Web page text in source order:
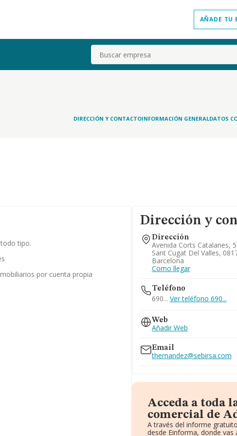
AÑADE TU
Buscar
DIRECCIÓN Y CONTACTOINFORMACIÓN GENERALDATOS
tipo.
por cuenta propia
Dirección y
Dirección
Avenida Corts Catalanes,
Sant Cugat Del Valles,
Barcelona
Como llegar
Teléfono
690... Ver teléfono 690...
Web
Añadir Web
Email
themandez@sebirsa.com
Acceda a toda
comercial de
A través del informe
desde Einforma, donde vas